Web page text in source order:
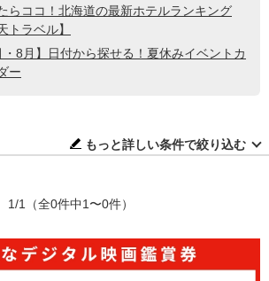
らココ！北海道の最新ホテルランキング
トラベル】
・8月】日付から探せる！夏休みイベントカ
ー
もっと詳しい条件で絞り込む
1/1 （全0件中1〜0件）